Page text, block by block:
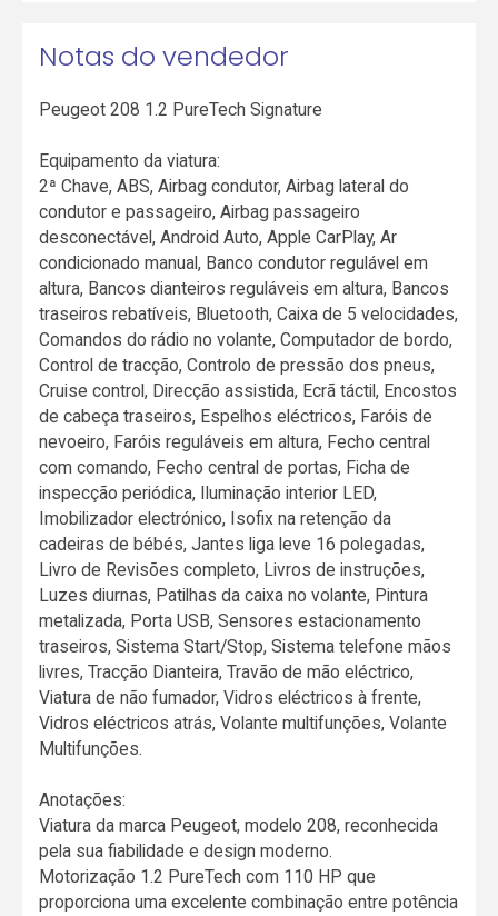
Notas do vendedor
Peugeot 208 1.2 PureTech Signature
Equipamento da viatura:
2ª Chave, ABS, Airbag condutor, Airbag lateral do
condutor e passageiro, Airbag passageiro
desconectável, Android Auto, Apple CarPlay, Ar
condicionado manual, Banco condutor regulável em
altura, Bancos dianteiros reguláveis em altura, Bancos
traseiros rebatíveis, Bluetooth, Caixa de 5 velocidades,
Comandos do rádio no volante, Computador de bordo,
Control de tracção, Controlo de pressão dos pneus,
Cruise control, Direcção assistida, Ecrã táctil, Encostos
de cabeça traseiros, Espelhos eléctricos, Faróis de
nevoeiro, Faróis reguláveis em altura, Fecho central
com comando, Fecho central de portas, Ficha de
inspecção periódica, Iluminação interior LED,
Imobilizador electrónico, Isofix na retenção da
cadeiras de bébés, Jantes liga leve 16 polegadas,
Livro de Revisões completo, Livros de instruções,
Luzes diurnas, Patilhas da caixa no volante, Pintura
metalizada, Porta USB, Sensores estacionamento
traseiros, Sistema Start/Stop, Sistema telefone mãos
livres, Tracção Dianteira, Travão de mão eléctrico,
Viatura de não fumador, Vidros eléctricos à frente,
Vidros eléctricos atrás, Volante multifunções, Volante
Multifunções.
Anotações:
Viatura da marca Peugeot, modelo 208, reconhecida
pela sua fiabilidade e design moderno.
Motorização 1.2 PureTech com 110 HP que
proporciona uma excelente combinação entre potência